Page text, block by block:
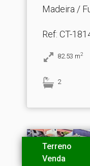
Madeira /
Ref: CT-
82.53 m2
2
Terreno
Venda